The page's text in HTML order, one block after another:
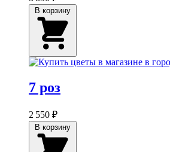
7 роз
2 550 ₽